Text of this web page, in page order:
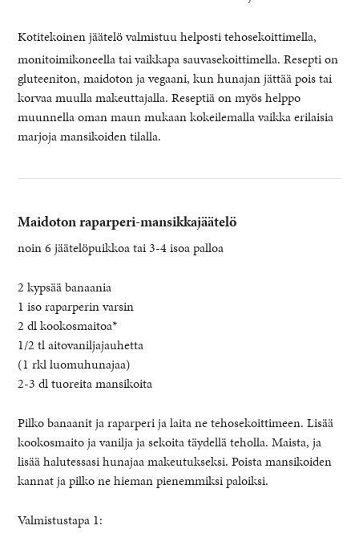
Kotitekoinen jäätelö valmistuu helposti tehosekoittimella,
monitoimikoneella tai vaikkapa sauvasekoittimella. Resepti on
gluteeniton, maidoton ja vegaani, kun hunajan jättää pois tai
korvaa muulla makeuttajalla. Reseptiä on myös helppo
muunnella oman maun mukaan kokeilemalla vaikka erilaisia
marjoja mansikoiden tilalla.
Maidoton raparperi-mansikkajäätelö
noin 6 jäätelöpuikkoa tai 3-4 isoa palloa
2 kypsää banaania
1 iso raparperin varsin
2 dl kookosmaitoa*
1/2 tl aitovaniljajauhetta
(1 rkl luomuhunajaa)
2-3 dl tuoreita mansikoita
Pilko banaanit ja raparperi ja laita ne tehosekoittimeen. Lisää
kookosmaito ja vanilja ja sekoita täydellä teholla. Maista, ja
lisää halutessasi hunajaa makeutukseksi. Poista mansikoiden
kannat ja pilko ne hieman pienemmiksi paloiksi.
Valmistustapa 1: